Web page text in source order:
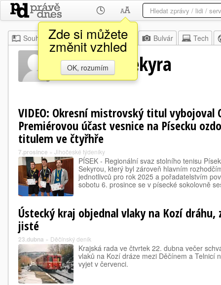
Zde si můžete
změnit vzhled
OK, rozumím
Souhrn Moje Z domova Bulvár Tech
Miroslav Sekyra
VIDEO: Okresní mistrovský titul vybojoval
Premiérovou účast vesnice na Písecku
titulem ve čtyřhře
7.prosince » Jihočeské týdeníky
PÍSEK - Regionální svaz stolního tenisu
Sekyrou, který byl zároveň hlavním
jednotlivců pro rok 2025 a pořadatelstvím
sobotu 6. prosince se v písecké sokolovně
Ústecký kraj objednal vlaky na Kozí dráhu,
jisté
23.dubna » Děčínský deník
Krajská rada ve čtvrtek 22. dubna večer
vlaků na Kozí dráze mezi Děčínem a Telnicí
vyjet v červenci.